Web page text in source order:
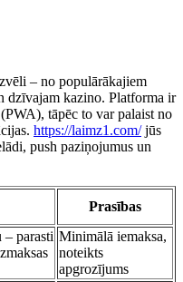
– no populārākajiem
dzīvajam kazino. Platforma ir
tāpēc to var palaist no
https://laimz1.com/jūs
push paziņojumus un
Prasības
– parasti Minimālā iemaksa,
noteikts
apgrozījums